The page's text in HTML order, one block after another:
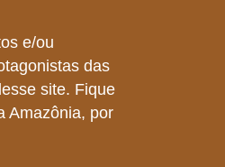
e/ou
das
site. Fique
Amazônia, por